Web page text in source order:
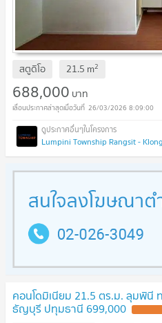
สตูดิโอ 21.5 m2
688,000 บาท
26/03/2026 8:09:00
Lumpini Township Rangsit -
คอนโดมิเนียม 21.5 ตร.ม. ลุมพินี
ธัญบุรี ปทุมธานี 699,000